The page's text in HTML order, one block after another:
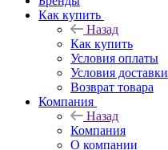
Как купить
Назад
Как купить
Условия оплаты
Условия доставки
Возврат товара
Компания
Назад
Компания
О компании